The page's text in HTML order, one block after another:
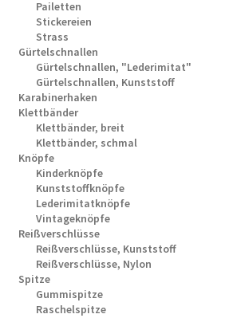
Pailetten
Stickereien
Strass
Gürtelschnallen
Gürtelschnallen, "Lederimitat"
Gürtelschnallen, Kunststoff
Karabinerhaken
Klettbänder
Klettbänder, breit
Klettbänder, schmal
Knöpfe
Kinderknöpfe
Kunststoffknöpfe
Lederimitatknöpfe
Vintageknöpfe
Reißverschlüsse
Reißverschlüsse, Kunststoff
Reißverschlüsse, Nylon
Spitze
Gummispitze
Raschelspitze